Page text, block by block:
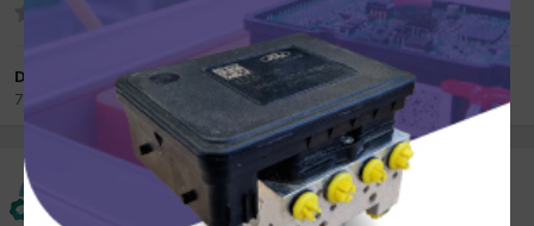
Da Pese
7 Febbraio 2025in Meccatronica
7 Febbraio 2025